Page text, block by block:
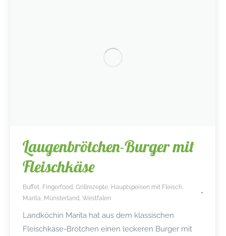
Laugenbrötchen-Burger mit
Fleischkäse
Buffet Fingerfood Grillrezepte Hauptspeisen mit Fleisch
Marita Münsterland Westfalen
Landköchin Marita hat aus dem klassischen
Fleischkäse-Brötchen einen leckeren Burger mit